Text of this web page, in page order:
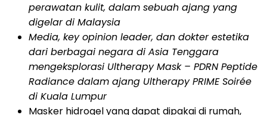
perawatan kulit, dalam sebuah ajang yang
digelar di Malaysia
Media, key opinion leader, dan dokter estetika
dari berbagai negara di Asia Tenggara
mengeksplorasi Ultherapy Mask – PDRN Peptide
Radiance dalam ajang Ultherapy PRIME Soirée
di Kuala Lumpur
Masker hidrogel yang dapat dipakai di rumah,